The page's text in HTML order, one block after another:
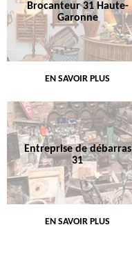
Brocanteur 31 Haute-
Garonne
EN SAVOIR PLUS
Entreprise de débarras
31
EN SAVOIR PLUS